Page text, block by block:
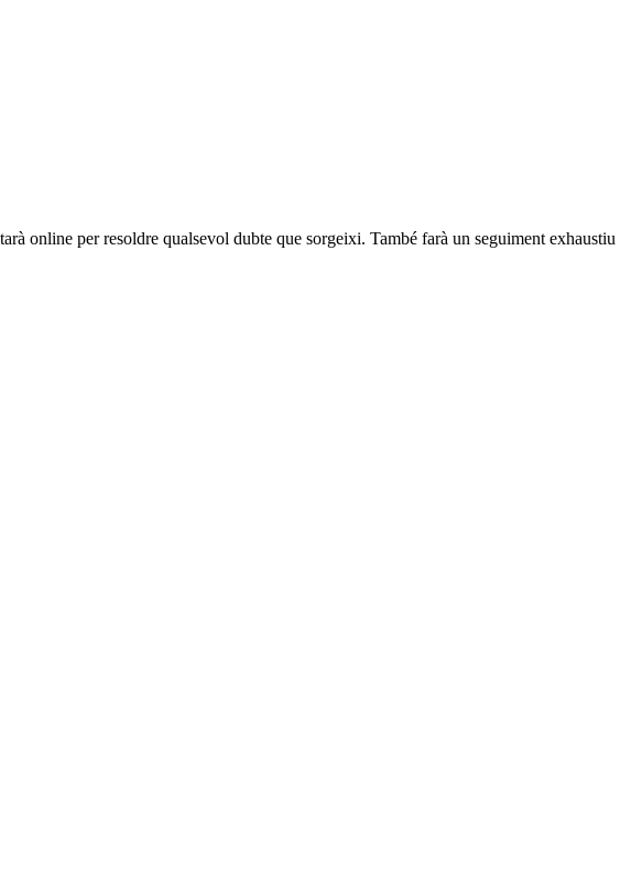
online per resoldre qualsevol dubte que sorgeixi. També farà un seguiment exhaustiu